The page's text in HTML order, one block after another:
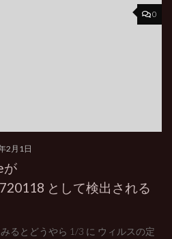
0
2月1日
が
として検出される
るとどうやら 1/3 に ウィルスの定